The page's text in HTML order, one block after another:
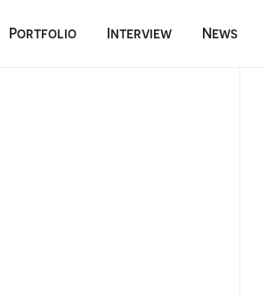
Portfolio Interview News